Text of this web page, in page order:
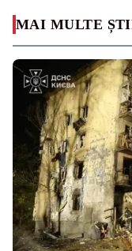
MAI MULTE